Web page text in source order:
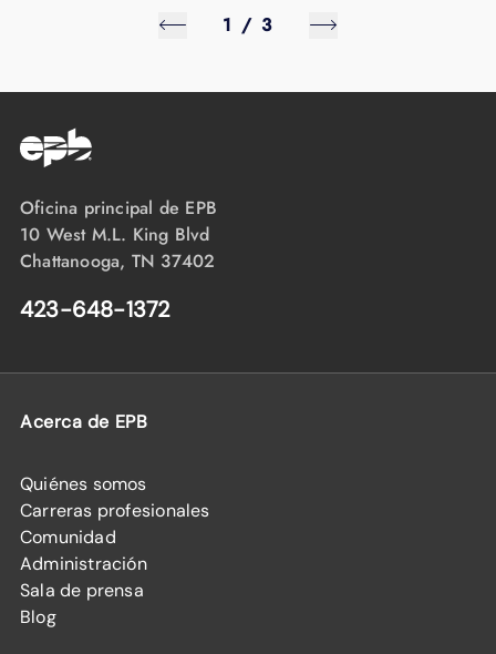
1 / 3
Oficina principal de EPB
10 West M.L. King Blvd
Chattanooga, TN 37402
423-648-1372
Acerca de EPB
Quiénes somos
Carreras profesionales
Comunidad
Administración
Sala de prensa
Blog